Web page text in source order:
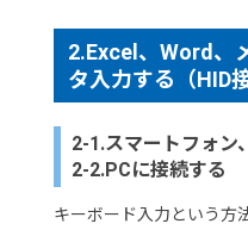
2.Excel、Word、
タ入力する（HID接
2-1.スマートフォン
2-2.PCに接続する
キーボード入力という方